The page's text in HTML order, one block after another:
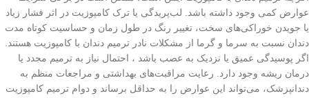
عوارض کمی وجود داشته باشد. لب‌پریدگی یا ترک کامپوزیت در اثر فشار زیاد
یا جویدن خوراکی‌های سخت، تغییر رنگ در طول زمان و حساسیت کوتاه‌ مدت
دندان نسبت به سرما و گرما از مشکلات نادر ترمیم دندان با کامپوزیت هستند.
اگر پوسیدگی عمیق یا نزدیک به عصب باشد ، احتمال نیاز به ترمیم مجدد یا
درمان ریشه وجود دارد. رعایت مراقبت‌های بهداشتی و مراجعات منظم به
دندانپزشک، می‌تواند این عوارض را به حداقل برساند و دوام ترمیم کامپوزیت